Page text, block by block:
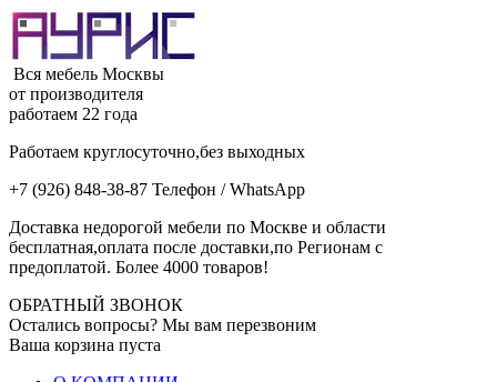
Вся мебель Москвы
от производителя
работаем 22 года
Работаем круглосуточно,без выходных
+7 (926) 848-38-87 Телефон / WhatsApp
Доставка недорогой мебели по Москве и области
бесплатная,оплата после доставки,по Регионам с
предоплатой. Более 4000 товаров!
ОБРАТНЫЙ ЗВОНОК
Остались вопросы? Мы вам перезвоним
Ваша корзина пуста